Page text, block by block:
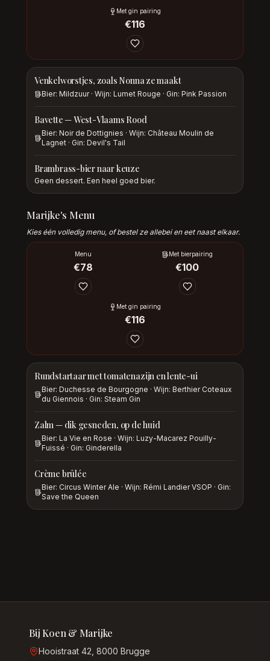
Met gin pairing
€116
Venkelworstjes, zoals Nonna ze maakt
Bier: Mildzuur · Wijn: Lumet Rouge · Gin: Pink Passion
Bavette — West-Vlaams Rood
Bier: Noir de Dottignies · Wijn: Château Moulin de
Lagnet · Gin: Devil's Tail
Brambrass-bier naar keuze
Geen dessert. Een heel goed bier.
Marijke's Menu
Kies één volledig menu, of bestel ze allebei en eet naast elkaar.
Menu
€78
Met bierpairing
€100
Met gin pairing
€116
Rundstartaar met tomatenazijn en lente-ui
Bier: Duchesse de Bourgogne · Wijn: Berthier Coteaux
du Giennois · Gin: Steam Gin
Zalm — dik gesneden, op de huid
Bier: La Vie en Rose · Wijn: Luzy-Macarez Pouilly-
Fuissé · Gin: Ginderella
Crème brûlée
Bier: Circus Winter Ale · Wijn: Rémi Landier VSOP · Gin:
Save the Queen
Bij Koen & Marijke
Hooistraat 42, 8000 Brugge